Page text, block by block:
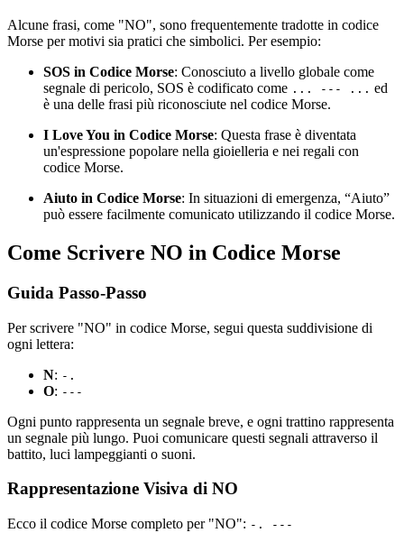
Alcune frasi, come "NO", sono frequentemente tradotte in codice
Morse per motivi sia pratici che simbolici. Per esempio:
SOS in Codice Morse: Conosciuto a livello globale come
segnale di pericolo, SOS è codificato come ... --- ... ed
è una delle frasi più riconosciute nel codice Morse.
I Love You in Codice Morse: Questa frase è diventata
un'espressione popolare nella gioielleria e nei regali con
codice Morse.
Aiuto in Codice Morse: In situazioni di emergenza, “Aiuto”
può essere facilmente comunicato utilizzando il codice Morse.
Come Scrivere NO in Codice Morse
Guida Passo-Passo
Per scrivere "NO" in codice Morse, segui questa suddivisione di
ogni lettera:
N: -.
O: ---
Ogni punto rappresenta un segnale breve, e ogni trattino rappresenta
un segnale più lungo. Puoi comunicare questi segnali attraverso il
battito, luci lampeggianti o suoni.
Rappresentazione Visiva di NO
Ecco il codice Morse completo per "NO": -. ---